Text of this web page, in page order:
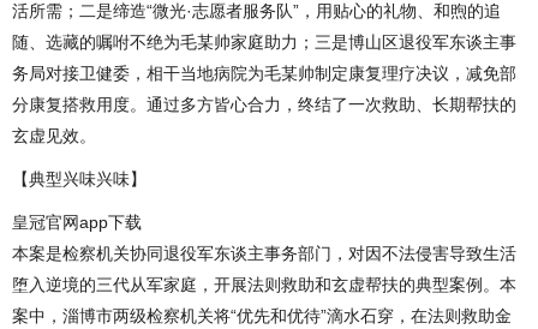
活所需；二是缔造“微光·志愿者服务队”，用贴心的礼物、和煦的追
随、选藏的嘱咐不绝为毛某帅家庭助力；三是博山区退役军东谈主事
务局对接卫健委，相干当地病院为毛某帅制定康复理疗决议，减免部
分康复搭救用度。通过多方皆心合力，终结了一次救助、长期帮扶的
玄虚见效。
【典型兴味兴味】
皇冠官网app下载
本案是检察机关协同退役军东谈主事务部门，对因不法侵害导致生活
堕入逆境的三代从军家庭，开展法则救助和玄虚帮扶的典型案例。本
案中，淄博市两级检察机关将“优先和优待”滴水石穿，在法则救助金